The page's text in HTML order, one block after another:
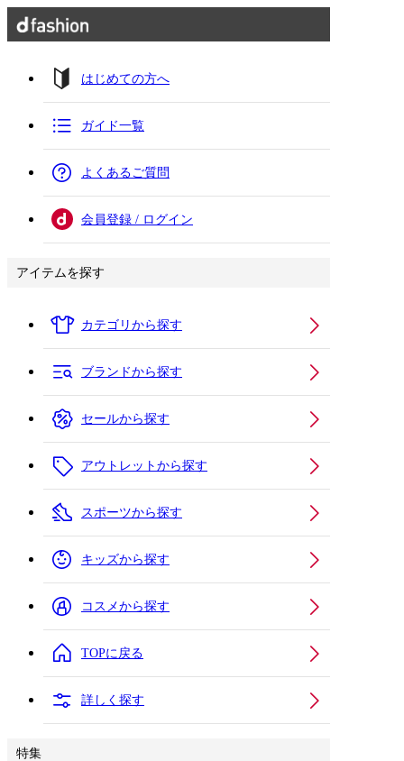
はじめての方へ
ガイド一覧
よくあるご質問
会員登録 / ログイン
アイテムを探す
カテゴリから探す
ブランドから探す
セールから探す
アウトレットから探す
スポーツから探す
キッズから探す
コスメから探す
TOPに戻る
詳しく探す
特集